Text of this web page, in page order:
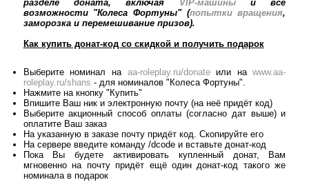
разделе доната, включая VIP-машиныи все
возможности "Колеса Фортуны" (попытки вращения,
заморозка и перемешивание призов).
Как купить донат-код со скидкой и получить подарок
Выберите номинал на aa-roleplay.ru/donateили наwww.aa-
roleplay.ru/shans - для номиналов "Колеса Фортуны".
Нажмите на кнопку "Купить"
Впишите Ваш ник и электронную почту (на неё придёт код)
Выберите акционный способ оплаты (согласно дат выше) и
оплатите Ваш заказ
На указанную в заказе почту придёт код. Скопируйте его
На сервере введите команду /dcode и вставьте донат-код
Пока Вы будете активировать купленный донат, Вам
мгновенно на почту придёт ещё один донат-код такого же
номинала в подарок